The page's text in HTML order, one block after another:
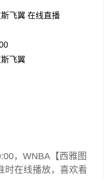
飞翼 在线直播
飞翼
， WNBA 【西雅图
时在线播放，喜欢看